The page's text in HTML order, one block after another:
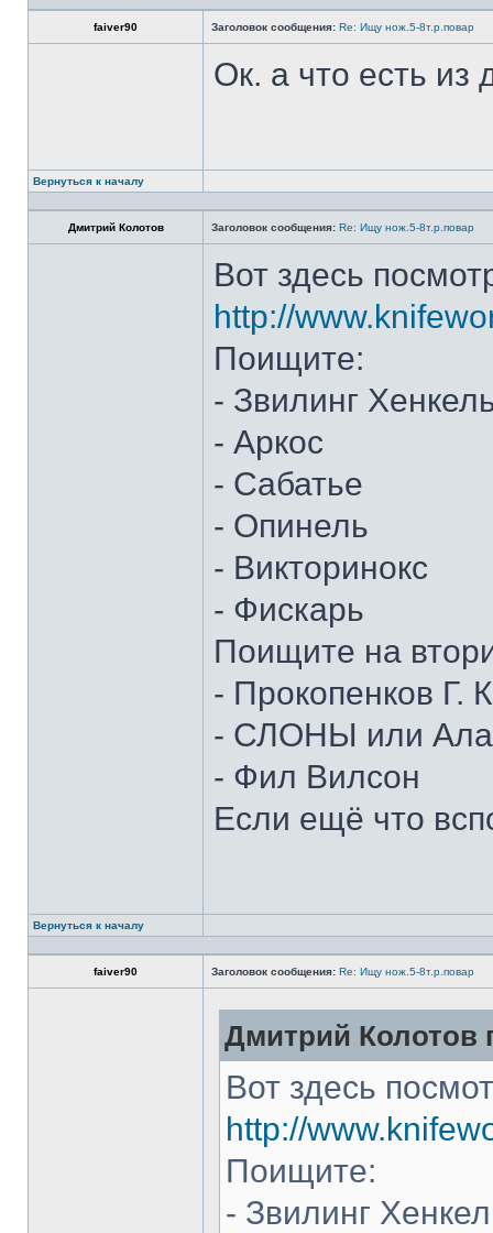
faiver90 Заголовок сообщения: Re: Ищу нож.5-8т.р.повар
Ок. а что есть из
Вернуться к началу
Дмитрий Колотов Заголовок сообщения: Re: Ищу нож.5-8т.р.повар
Вот здесь
http://
Поищите:
- Звилинг
- Аркос
- Сабатье
- Опинель
- Викторинокс
- Фискарь
Поищите на
- Прокопенков Г.
- СЛОНЫ или
- Фил Вилсон
Если ещё что
Вернуться к началу
faiver90 Заголовок сообщения: Re: Ищу нож.5-8т.р.повар
Дмитрий Колотов
Вот здесь
http://
Поищите:
- Звилинг